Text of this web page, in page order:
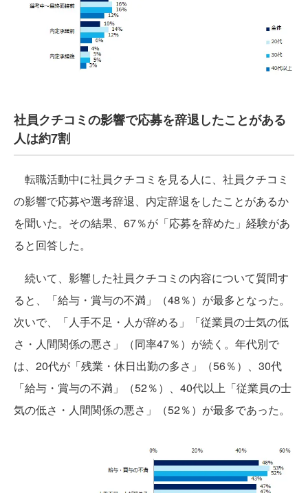
社員クチコミの影響で応募を辞退したことがある
人は約7割
転職活動中に社員クチコミを見る人に、社員クチコミ
の影響で応募や選考辞退、内定辞退をしたことがあるか
を聞いた。その結果、67％が「応募を辞めた」経験があ
ると回答した。
続いて、影響した社員クチコミの内容について質問す
ると、「給与・賞与の不満」（48％）が最多となった。
次いで、「人手不足・人が辞める」「従業員の士気の低
さ・人間関係の悪さ」（同率47％）が続く。年代別で
は、20代が「残業・休日出勤の多さ」（56％）、30代
「給与・賞与の不満」（52％）、40代以上「従業員の士
気の低さ・人間関係の悪さ」（52％）が最多であった。